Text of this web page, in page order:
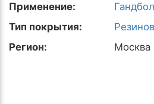
Применение:
Гандбол
Тип покрытия:
Регион:
Москва